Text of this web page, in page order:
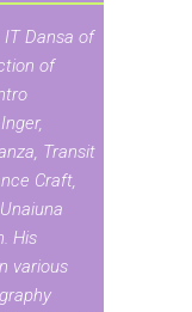
Dansa of
of
Transit
Craft,
His
various